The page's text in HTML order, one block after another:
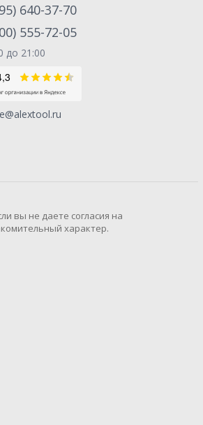
640-37-70
555-72-05
до 21:00
вы не даете согласия на
характер.